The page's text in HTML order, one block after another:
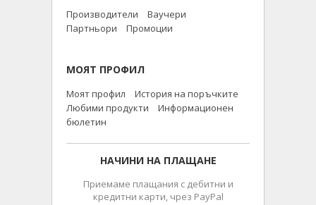
Производители
Ваучери
Партньори
Промоции
МОЯТ ПРОФИЛ
Моят профил
История на поръчките
Любими продукти
Информационен
бюлетин
НАЧИНИ НА ПЛАЩАНЕ
Приемаме плащания с дебитни и
кредитни карти, чрез PayPal